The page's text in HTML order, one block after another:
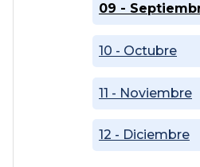
09 -
10 - Octubre
11 - Noviembre
12 - Diciembre